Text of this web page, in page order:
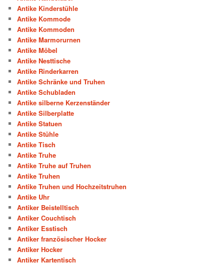
Antike Kinderstühle
Antike Kommode
Antike Kommoden
Antike Marmorurnen
Antike Möbel
Antike Nesttische
Antike Rinderkarren
Antike Schränke und Truhen
Antike Schubladen
Antike silberne Kerzenständer
Antike Silberplatte
Antike Statuen
Antike Stühle
Antike Tisch
Antike Truhe
Antike Truhe auf Truhen
Antike Truhen
Antike Truhen und Hochzeitstruhen
Antike Uhr
Antiker Beistelltisch
Antiker Couchtisch
Antiker Esstisch
Antiker französischer Hocker
Antiker Hocker
Antiker Kartentisch